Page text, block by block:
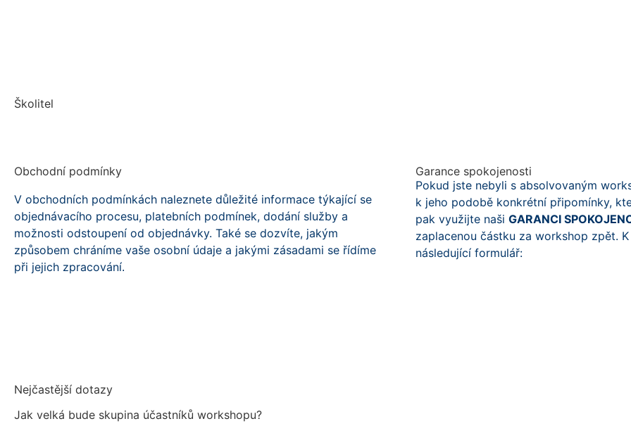
Školitel
Obchodní podmínky
V obchodních podmínkách naleznete důležité informace týkající se
objednávacího procesu, platebních podmínek, dodání služby a
možnosti odstoupení od objednávky. Také se dozvíte, jakým
způsobem chráníme vaše osobní údaje a jakými zásadami se řídíme
při jejich zpracování.
Garance spokojenosti
Pokud jste nebyli s absolvovaným
k jeho podobě konkrétní připomínky,
pak využijte naši GARANCI
zaplacenou částku za workshop zpět.
následující formulář:
Nejčastější dotazy
Jak velká bude skupina účastníků workshopu?